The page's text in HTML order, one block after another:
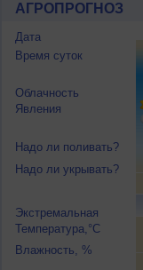
АГРОПРОГНОЗ
Дата
Время суток
Облачность
Явления
Надо ли поливать?
Надо ли укрывать?
Экстремальная
Температура,°C
Влажность, %